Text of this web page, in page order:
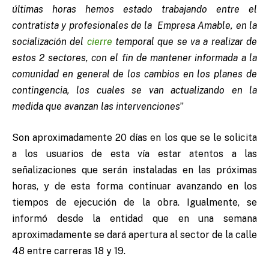
últimas horas hemos estado trabajando entre el
contratista y profesionales de la Empresa Amable, en la
socialización del cierre temporal que se va a realizar de
estos 2 sectores, con el fin de mantener informada a la
comunidad en general de los cambios en los planes de
contingencia, los cuales se van actualizando en la
medida que avanzan las intervenciones”
Son aproximadamente 20 días en los que se le solicita
a los usuarios de esta vía estar atentos a las
señalizaciones que serán instaladas en las próximas
horas, y de esta forma continuar avanzando en los
tiempos de ejecución de la obra. Igualmente, se
informó desde la entidad que en una semana
aproximadamente se dará apertura al sector de la calle
48 entre carreras 18 y 19.